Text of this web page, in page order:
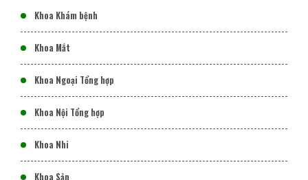
Khoa Khám bệnh
Khoa Mắt
Khoa Ngoại Tổng hợp
Khoa Nội Tổng hợp
Khoa Nhi
Khoa Sản